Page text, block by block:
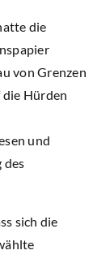
die
von Grenzen
Hürden
und
des
sich die